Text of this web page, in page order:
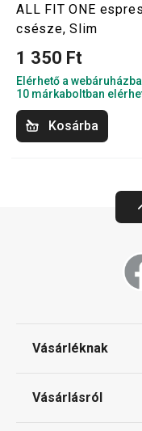
ALL FIT ONE
csésze, Slim
1 350 Ft
Elérhető a
10 márkaboltban
Kosárba
Vásárléknak
Vásárlásról